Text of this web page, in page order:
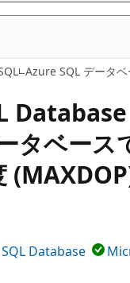
Azure SQL データベ
タベース
Database